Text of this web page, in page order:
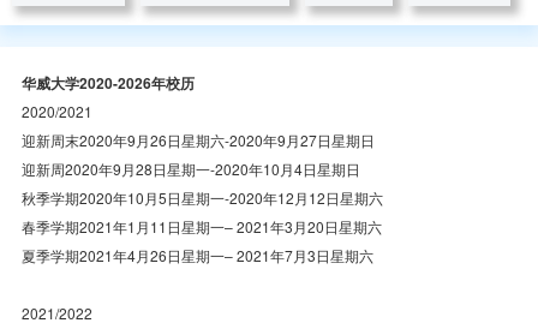
华威大学2020-2026年校历
2020/2021
迎新周末2020年9月26日星期六-2020年9月27日星期日
迎新周2020年9月28日星期一-2020年10月4日星期日
秋季学期2020年10月5日星期一-2020年12月12日星期六
春季学期2021年1月11日星期一– 2021年3月20日星期六
夏季学期2021年4月26日星期一– 2021年7月3日星期六
2021/2022